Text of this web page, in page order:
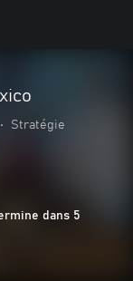
• Stratégie
dans 5